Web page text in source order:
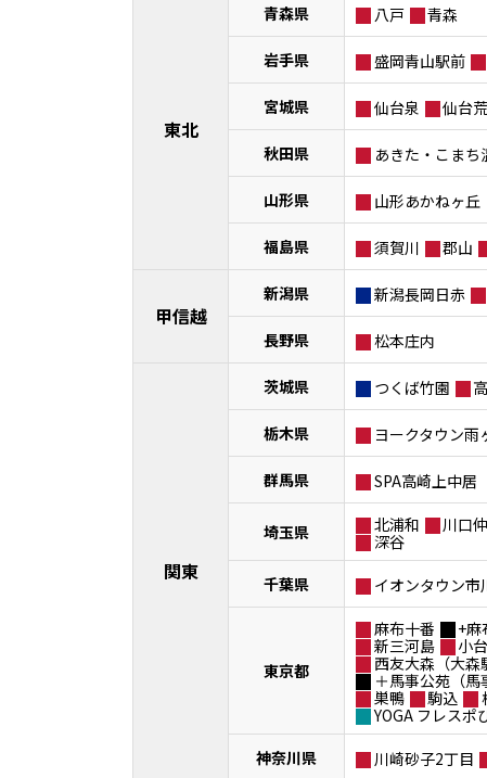
東北
青森県 八戸 青森
岩手県 盛岡青山駅前
宮城県 仙台泉 仙台
秋田県 あきた・こまち
山形県 山形あかねヶ丘
福島県 須賀川 郡山
甲信越
新潟県 新潟長岡日赤
長野県 松本庄内
関東
茨城県 つくば竹園
栃木県 ヨークタウン雨
群馬県 SPA高崎上中居
埼玉県 北浦和 川口
深谷
千葉県
イオンタウン市
東京都
麻布十番 +麻
新三河島
小台
西友大森（大森
＋馬事公苑（馬
巣鴨
駒込
YOGA フレスポ
神奈川県
川崎砂子2丁目